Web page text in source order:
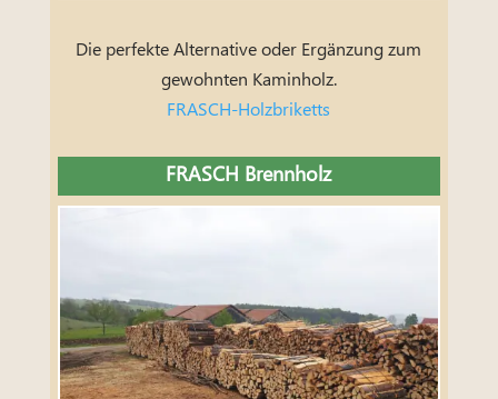
Die perfekte Alternative oder Ergänzung zum
gewohnten Kaminholz.
FRASCH-Holzbriketts
FRASCH Brennholz